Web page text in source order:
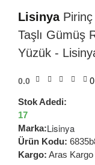
LisinyaPirinç
Taşlı Gümüş
Yüzük -
0.0
Stok Adedi:
17
Marka:Lisinya
Ürün Kodu:
Kargo: Aras Kargo